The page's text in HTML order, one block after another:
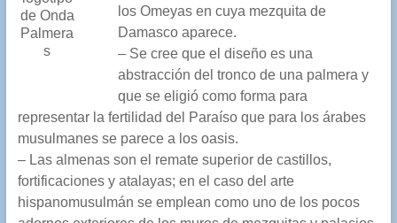
de Onda
Palmera
s
los Omeyas en cuya mezquita de
Damasco aparece.
– Se cree que el diseño es una
abstracción del tronco de una palmera y
que se eligió como forma para
representar la fertilidad del Paraíso que para los árabes
musulmanes se parece a los oasis.
– Las almenas son el remate superior de castillos,
fortificaciones y atalayas; en el caso del arte
hispanomusulmán se emplean como uno de los pocos